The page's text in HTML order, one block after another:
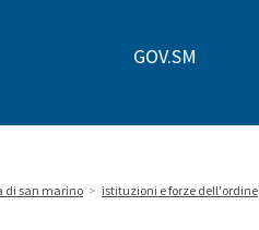
GOV.SM
di san marino > istituzioni e forze dell'ordine